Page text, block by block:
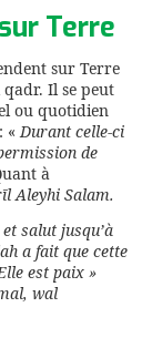
Terre
sur Terre
Il se peut
ou quotidien
« Durant celle-ci
de
à
Aleyhi Salam.
salut jusqu’à
a fait que cette
est paix »
wal